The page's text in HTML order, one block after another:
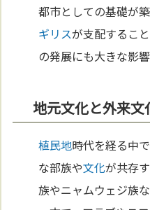
都市としての基礎が
ギリスが支配するこ
の発展にも大きな影響
地元文化と外来文
植民地時代を経る中で
な部族や文化が共存
族やニャムウェジ族